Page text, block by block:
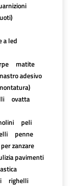
a led
matite
nastro adesivo
ovatta
peli
penne
zanzare
pavimenti
righelli